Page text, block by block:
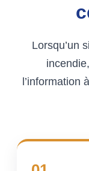
Lorsqu’un
l’information